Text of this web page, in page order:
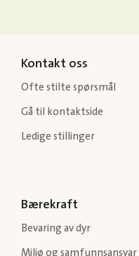
Kontakt oss
Ofte stilte spørsmål
Gå til kontaktside
Ledige stillinger
Bærekraft
Bevaring av dyr
Miljø og samfunnsansvar